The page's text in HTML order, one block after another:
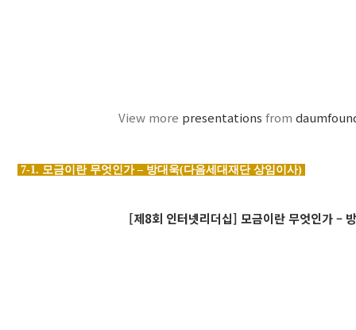
View more presentations from
7-1. 모금이란 무엇인가 – 방대욱(다음세대재단 상임이사)
[제8회 인터넷리더십] 모금이란 무엇인가 –